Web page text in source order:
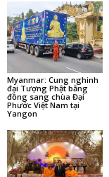
Myanmar: Cung nghinh
đại Tượng Phật bằng
đồng sang chùa Đại
Phước Việt Nam tại
Yangon